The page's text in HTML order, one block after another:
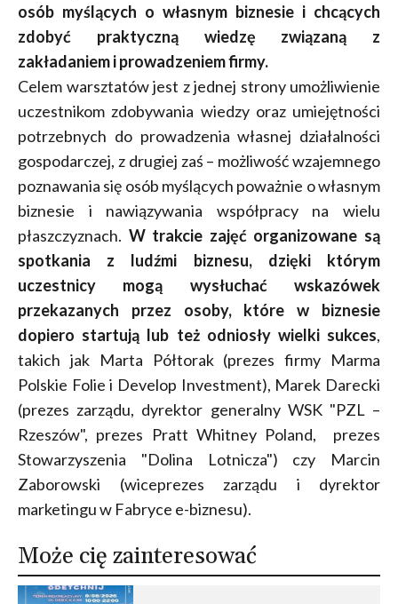
osób myślących o własnym biznesie i chcących
zdobyć praktyczną wiedzę związaną z
zakładaniem i prowadzeniem firmy.
Celem warsztatów jest z jednej strony umożliwienie
uczestnikom zdobywania wiedzy oraz umiejętności
potrzebnych do prowadzenia własnej działalności
gospodarczej, z drugiej zaś – możliwość wzajemnego
poznawania się osób myślących poważnie o własnym
biznesie i nawiązywania współpracy na wielu
płaszczyznach. W trakcie zajęć organizowane są
spotkania z ludźmi biznesu, dzięki którym
uczestnicy mogą wysłuchać wskazówek
przekazanych przez osoby, które w biznesie
dopiero startują lub też odniosły wielki sukces,
takich jak Marta Półtorak (prezes firmy Marma
Polskie Folie i Develop Investment), Marek Darecki
(prezes zarządu, dyrektor generalny WSK "PZL –
Rzeszów", prezes Pratt Whitney Poland, prezes
Stowarzyszenia "Dolina Lotnicza") czy Marcin
Zaborowski (wiceprezes zarządu i dyrektor
marketingu w Fabryce e-biznesu).
Może cię zainteresować